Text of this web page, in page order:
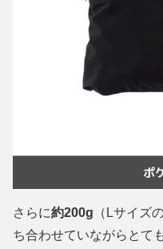
さらに約200g （Lサイズ
ち合わせていながらとて